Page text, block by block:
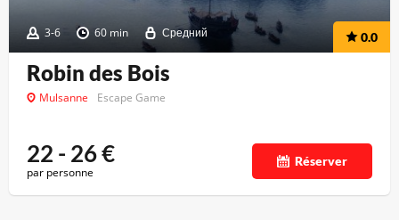
3-6 60 min Средний 0.0
Robin des Bois
Mulsanne Escape Game
22 - 26€
par personne
Réserver